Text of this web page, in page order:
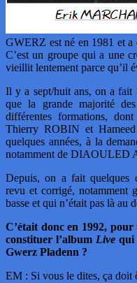
GWERZ est né en 1981 et a
C’est un groupe qui a une
vieillit lentement parce qu’il
Il y a sept/huit ans, on a fait
que la grande majorité
différentes formations,
Thierry ROBIN et
quelques années, à la
notamment de DIAOULED
Depuis, on a fait quelques
revu et corrigé, notamment
basse et qui n’était pas là au
C’était donc en 1992,
constituer l’album Live qui
Gwerz Pladenn ?
EM : Si vous le dites, ça doit